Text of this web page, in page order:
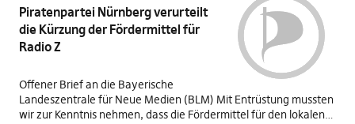
Piratenpartei Nürnberg verurteilt
die Kürzung der Fördermittel für
Radio Z
Offener Brief an die Bayerische
Landeszentrale für Neue Medien (BLM) Mit Entrüstung mussten
wir zur Kenntnis nehmen, dass die Fördermittel für den lokalen…